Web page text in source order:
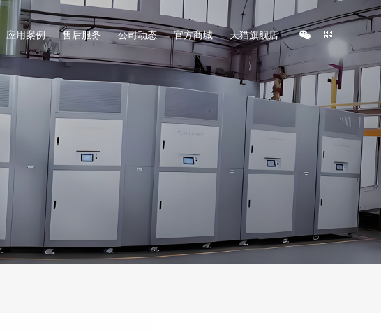
应用案例 售后服务 公司动态 官方商城 天猫旗舰店